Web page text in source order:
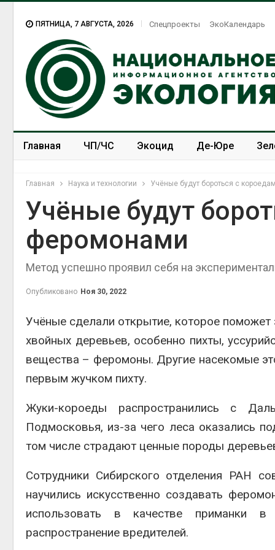
ПЯТНИЦА, 7 АВГУСТА, 2026 Спецпроекты ЭкоКалендарь
Главная ЧП/ЧС Экоцид Де-Юре
Главная Наука и технологии Учёные будут бороться с
Учёные будут
феромонами
Метод успешно проявил себя на
Опубликовано Ноя 30, 2022
Учёные сделали открытие, которое поможет
хвойных деревьев, особенно пихты,
вещества – феромоны. Другие насекомые
первым жучком пихту.
Жуки-короеды распространились с
Подмосковья, из-за чего леса оказались
том числе страдают ценные породы
Сотрудники Сибирского отделения РАН
научились искусственно создавать
использовать в качестве приманки в
распространение вредителей.
Авг 6,